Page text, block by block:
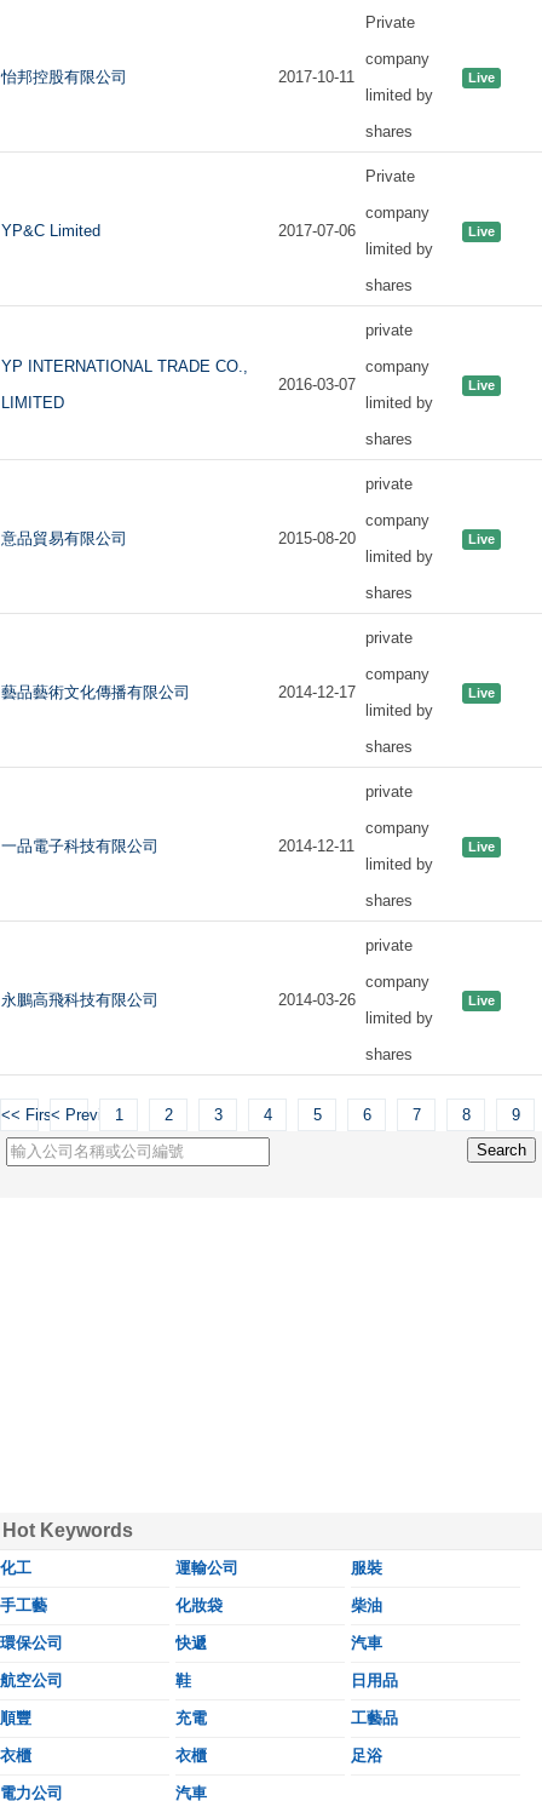
怡邦控股有限公司 2017-10-11
Private
company
limited by
shares
Live
YP&C Limited 2017-07-06
Private
company
limited by
shares
Live
YP INTERNATIONAL TRADE CO.,
LIMITED
2016-03-07
private
company
limited by
shares
Live
意品貿易有限公司 2015-08-20
private
company
limited by
shares
Live
藝品藝術文化傳播有限公司 2014-12-17
private
company
limited by
shares
Live
一品電子科技有限公司 2014-12-11
private
company
limited by
shares
Live
永鵬高飛科技有限公司 2014-03-26
private
company
limited by
shares
Live
<< First< Previous1 2 3 4 5 6 7 8 9
Hot Keywords
化工 運輸公司 服裝
手工藝 化妝袋 柴油
環保公司 快遞 汽車
航空公司 鞋 日用品
順豐 充電 工藝品
衣櫃 衣櫃 足浴
電力公司 汽車